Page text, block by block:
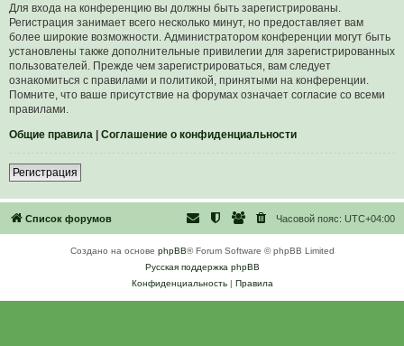
Для входа на конференцию вы должны быть зарегистрированы.
Регистрация занимает всего несколько минут, но предоставляет вам
более широкие возможности. Администратором конференции могут быть
установлены также дополнительные привилегии для зарегистрированных
пользователей. Прежде чем зарегистрироваться, вам следует
ознакомиться с правилами и политикой, принятыми на конференции.
Помните, что ваше присутствие на форумах означает согласие со всеми
правилами.
Общие правила | Соглашение о конфиденциальности
Регистрация
Список форумов Часовой пояс: UTC+04:00
Создано на основе phpBB® Forum Software © phpBB Limited
Русская поддержка phpBB
Конфиденциальность| Правила